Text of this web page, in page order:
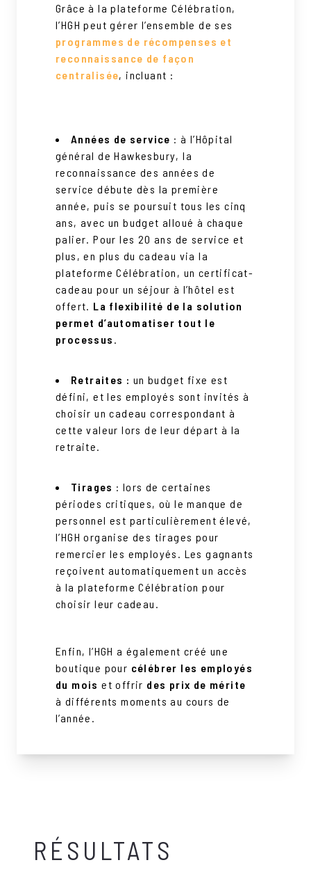
Grâce à la plateforme Célébration,
l’HGH peut gérer l’ensemble de ses
programmes de récompenses et
reconnaissance de façon
centralisée, incluant :
Années de service : à l’Hôpital
général de Hawkesbury, la
reconnaissance des années de
service débute dès la première
année, puis se poursuit tous les cinq
ans, avec un budget alloué à chaque
palier. Pour les 20 ans de service et
plus, en plus du cadeau via la
plateforme Célébration, un certificat-
cadeau pour un séjour à l’hôtel est
offert. La flexibilité de la solution
permet d’automatiser tout le
processus
Retraites : un budget fixe est
défini, et les employés sont invités à
choisir un cadeau correspondant à
cette valeur lors de leur départ à la
retraite.
Tirages : lors de certaines
périodes critiques, où le manque de
personnel est particulièrement élevé,
l’HGH organise des tirages pour
remercier les employés. Les gagnants
reçoivent automatiquement un accès
à la plateforme Célébration pour
choisir leur cadeau.
Enfin, l’HGH a également créé une
boutique pour célébrer les employés
du mois et offrir des prix de mérite
à différents moments au cours de
l’année.
RÉSULTATS